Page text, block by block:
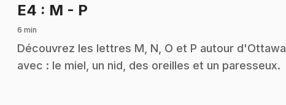
E4 : M - P
6 min
.Découvrez les lettres M, N, O et P autour d'Ottawa
avec : le miel, un nid, des oreilles et un paresseux.